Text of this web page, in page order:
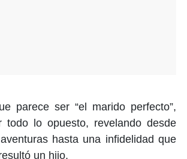
parece ser “el marido perfecto”,
todo lo opuesto, revelando desde
hasta una infidelidad que
un hijo.